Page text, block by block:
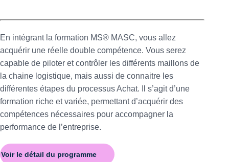
En intégrant la formation MS® MASC, vous allez
acquérir une réelle double compétence. Vous serez
capable de piloter et contrôler les différents maillons de
la chaine logistique, mais aussi de connaitre les
différentes étapes du processus Achat. Il s’agit d’une
formation riche et variée, permettant d’acquérir des
compétences nécessaires pour accompagner la
performance de l’entreprise.
Voir le détail du programme